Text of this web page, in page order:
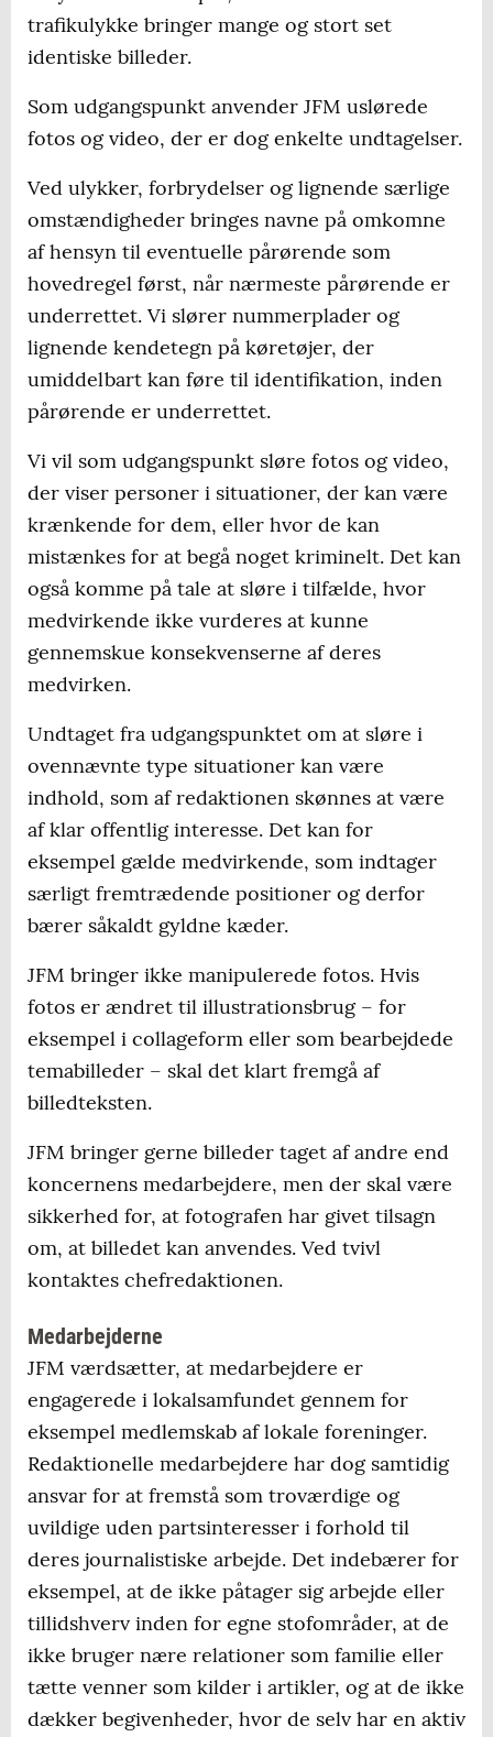
trafikulykke bringer mange og stort set
identiske billeder.
Som udgangspunkt anvender JFM uslørede
fotos og video, der er dog enkelte undtagelser.
Ved ulykker, forbrydelser og lignende særlige
omstændigheder bringes navne på omkomne
af hensyn til eventuelle pårørende som
hovedregel først, når nærmeste pårørende er
underrettet. Vi slører nummerplader og
lignende kendetegn på køretøjer, der
umiddelbart kan føre til identifikation, inden
pårørende er underrettet.
Vi vil som udgangspunkt sløre fotos og video,
der viser personer i situationer, der kan være
krænkende for dem, eller hvor de kan
mistænkes for at begå noget kriminelt. Det kan
også komme på tale at sløre i tilfælde, hvor
medvirkende ikke vurderes at kunne
gennemskue konsekvenserne af deres
medvirken.
Undtaget fra udgangspunktet om at sløre i
ovennævnte type situationer kan være
indhold, som af redaktionen skønnes at være
af klar offentlig interesse. Det kan for
eksempel gælde medvirkende, som indtager
særligt fremtrædende positioner og derfor
bærer såkaldt gyldne kæder.
JFM bringer ikke manipulerede fotos. Hvis
fotos er ændret til illustrationsbrug – for
eksempel i collageform eller som bearbejdede
temabilleder – skal det klart fremgå af
billedteksten.
JFM bringer gerne billeder taget af andre end
koncernens medarbejdere, men der skal være
sikkerhed for, at fotografen har givet tilsagn
om, at billedet kan anvendes. Ved tvivl
kontaktes chefredaktionen.
Medarbejderne
JFM værdsætter, at medarbejdere er
engagerede i lokalsamfundet gennem for
eksempel medlemskab af lokale foreninger.
Redaktionelle medarbejdere har dog samtidig
ansvar for at fremstå som troværdige og
uvildige uden partsinteresser i forhold til
deres journalistiske arbejde. Det indebærer for
eksempel, at de ikke påtager sig arbejde eller
tillidshverv inden for egne stofområder, at de
ikke bruger nære relationer som familie eller
tætte venner som kilder i artikler, og at de ikke
dækker begivenheder, hvor de selv har en aktiv